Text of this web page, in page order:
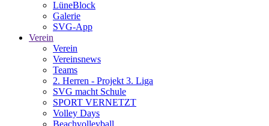
LüneBlock
Galerie
SVG-App
Verein
Verein
Vereinsnews
Teams
2. Herren - Projekt 3. Liga
SVG macht Schule
SPORT VERNETZT
Volley Days
Beachvolleyball